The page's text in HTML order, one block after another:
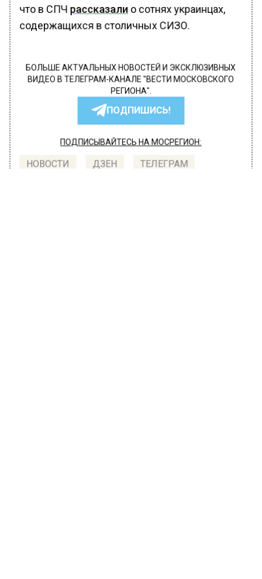
что в СПЧ рассказали о сотнях украинцах,
содержащихся в столичных СИЗО.
БОЛЬШЕ АКТУАЛЬНЫХ НОВОСТЕЙ И ЭКСКЛЮЗИВНЫХ
ВИДЕО В ТЕЛЕГРАМ-КАНАЛЕ "ВЕСТИ МОСКОВСКОГО
РЕГИОНА".
ПОДПИШИСЬ!
ПОДПИСЫВАЙТЕСЬ НА МОСРЕГИОН:
НОВОСТИ ДЗЕН ТЕЛЕГРАМ